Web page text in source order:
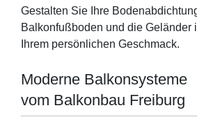
Gestalten Sie Ihre
Balkonfußboden und die Geländer
Ihrem persönlichen Geschmack.
Moderne Balkonsysteme
vom Balkonbau Freiburg